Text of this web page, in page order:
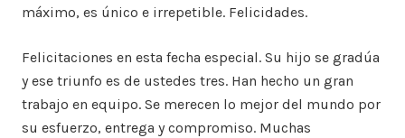
máximo, es único e irrepetible. Felicidades.
Felicitaciones en esta fecha especial. Su hijo se gradúa
y ese triunfo es de ustedes tres. Han hecho un gran
trabajo en equipo. Se merecen lo mejor del mundo por
su esfuerzo, entrega y compromiso. Muchas